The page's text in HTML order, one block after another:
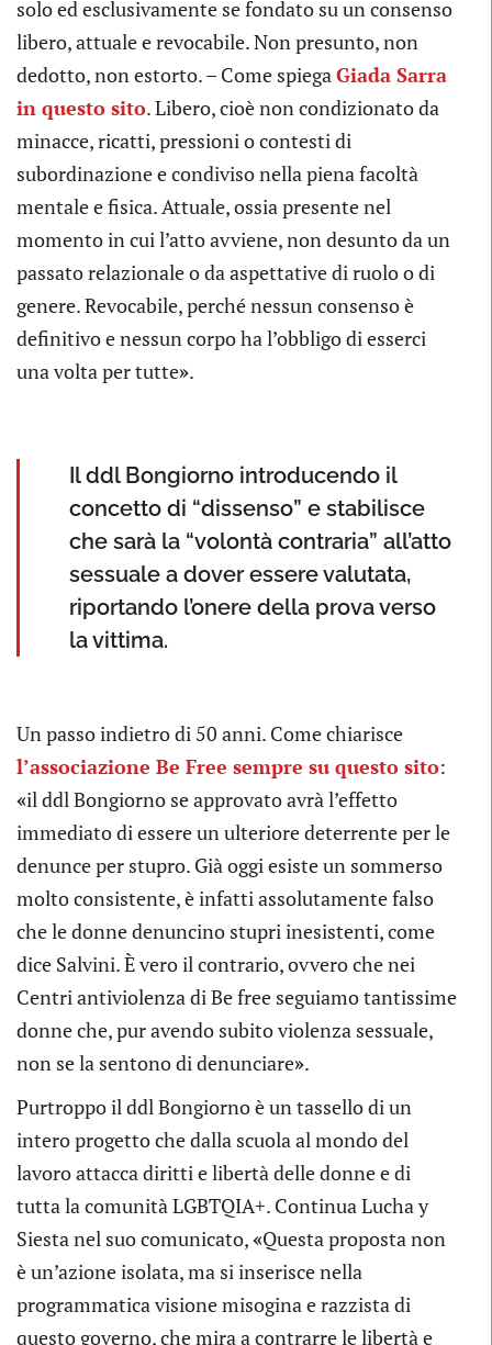
solo ed esclusivamente se fondato su un consenso
libero, attuale e revocabile. Non presunto, non
dedotto, non estorto. – Come spiegaGiada Sarra
in questo sito. Libero, cioè non condizionato da
minacce, ricatti, pressioni o contesti di
subordinazione e condiviso nella piena facoltà
mentale e fisica. Attuale, ossia presente nel
momento in cui l’atto avviene, non desunto da un
passato relazionale o da aspettative di ruolo o di
genere. Revocabile, perché nessun consenso è
definitivo e nessun corpo ha l’obbligo di esserci
una volta per tutte».
Il ddl Bongiorno introducendo il
concetto di “dissenso” e stabilisce
che sarà la “volontà contraria” all’atto
sessuale a dover essere valutata,
riportando l’onere della prova verso
la vittima.
Un passo indietro di 50 anni. Come chiarisce
l’associazione Be Free sempre su questo sito:
«il ddl Bongiorno se approvato avrà l’effetto
immediato di essere un ulteriore deterrente per le
denunce per stupro. Già oggi esiste un sommerso
molto consistente, è infatti assolutamente falso
che le donne denuncino stupri inesistenti, come
dice Salvini. È vero il contrario, ovvero che nei
Centri antiviolenza di Be free seguiamo tantissime
donne che, pur avendo subito violenza sessuale,
non se la sentono di denunciare».
Purtroppo il ddl Bongiorno è un tassello di un
intero progetto che dalla scuola al mondo del
lavoro attacca diritti e libertà delle donne e di
tutta la comunità LGBTQIA+. Continua Lucha y
Siesta nel suo comunicato,«Questa proposta non
è un’azione isolata, ma si inserisce nella
programmatica visione misogina e razzista di
questo governo, che mira a contrarre le libertà e